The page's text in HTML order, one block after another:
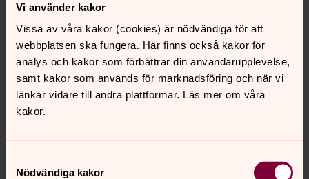
Vi använder kakor
Vissa av våra kakor (cookies) är nödvändiga för att
webbplatsen ska fungera. Här finns också kakor för
analys och kakor som förbättrar din användarupplevelse,
samt kakor som används för marknadsföring och när vi
länkar vidare till andra plattformar. Läs mer om våra
kakor.
Nödvändiga kakor
Florasalen, Blomstervägen 7–9, Bro centrum
Söndag 21 sept kl. 8.00–11.00 och kl. 12.00–20.00
Senast ändrad 3 september 2025
innehåll?